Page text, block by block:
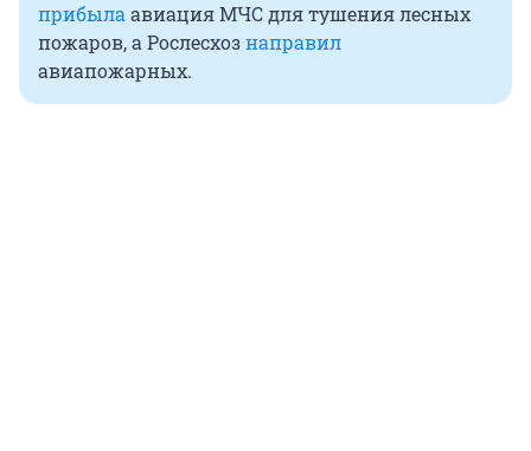
прибыла авиация МЧС для тушения лесных
пожаров, а Рослесхознаправил
авиапожарных.